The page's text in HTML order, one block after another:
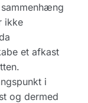
ikke
et afkast
i
og dermed